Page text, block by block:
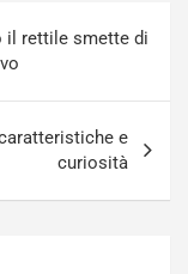
il rettile smette di
e
curiosità